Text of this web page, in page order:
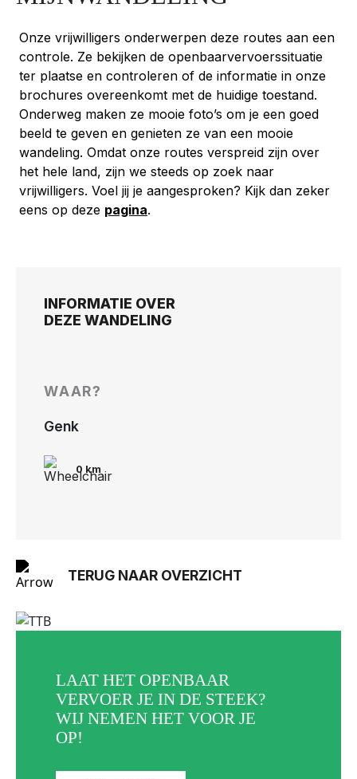
Onze vrijwilligers onderwerpen deze routes aan een
controle. Ze bekijken de openbaarvervoerssituatie
ter plaatse en controleren of de informatie in onze
brochures overeenkomt met de huidige toestand.
Onderweg maken ze mooie foto’s om je een goed
beeld te geven en genieten ze van een mooie
wandeling. Omdat onze routes verspreid zijn over
het hele land, zijn we steeds op zoek naar
vrijwilligers. Voel jij je aangesproken? Kijk dan zeker
eens op deze pagina.
INFORMATIE OVER
DEZE WANDELING
WAAR?
Genk
0 km
TERUG NAAR OVERZICHT
LAAT HET OPENBAAR
VERVOER JE IN DE STEEK?
WIJ NEMEN HET VOOR JE
OP!